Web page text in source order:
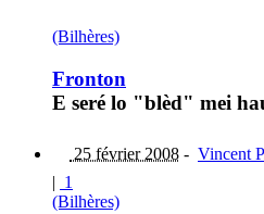
(Bilhères)
Fronton
E seré lo "blèd" mei
25 février 2008 - Vincent
| 1
(Bilhères)